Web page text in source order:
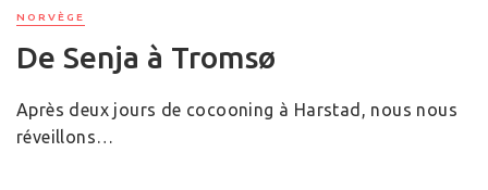
NORVÈGE
De Senja à Tromsø
Après deux jours de cocooning à Harstad, nous nous
réveillons…